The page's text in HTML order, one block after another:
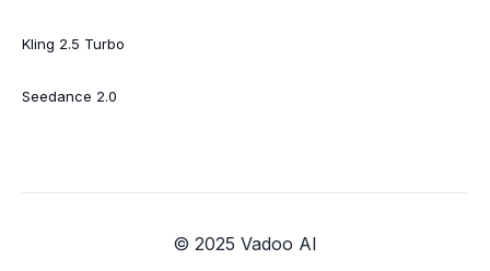
Kling 2.5 Turbo
Seedance 2.0
© 2025 Vadoo AI